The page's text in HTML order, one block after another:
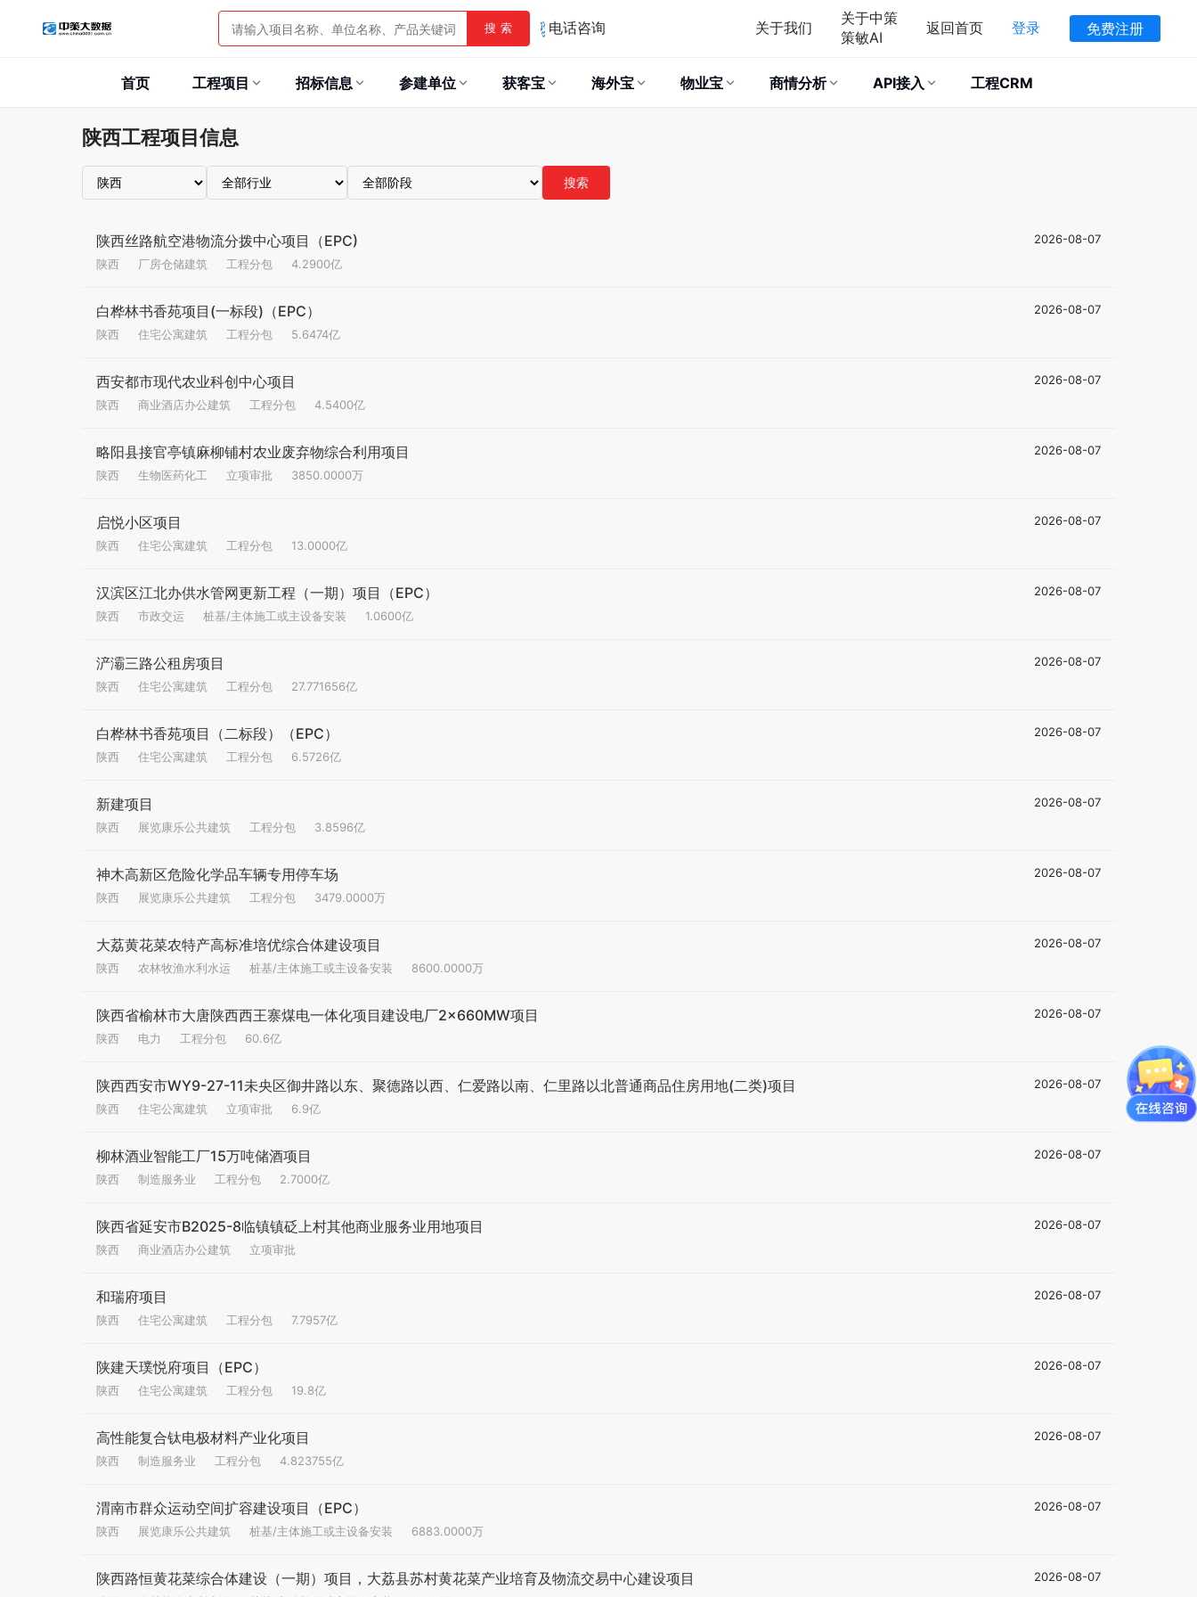
搜 索 电话咨询 关于我们
关于中策
策敏AI
返回首页 登录 免费注册
首页 工程项目 招标信息 参建单位 获客宝 海外宝 物业宝 商情分析 API接入 工程CRM
陕西工程项目信息
搜索
陕西丝路航空港物流分拨中心项目（EPC)
陕西 厂房仓储建筑 工程分包 4.2900亿
2026-08-07
白桦林书香苑项目(一标段)（EPC）
陕西 住宅公寓建筑 工程分包 5.6474亿
2026-08-07
西安都市现代农业科创中心项目
陕西 商业酒店办公建筑 工程分包 4.5400亿
2026-08-07
略阳县接官亭镇麻柳铺村农业废弃物综合利用项目
陕西 生物医药化工 立项审批 3850.0000万
2026-08-07
启悦小区项目
陕西 住宅公寓建筑 工程分包 13.0000亿
2026-08-07
汉滨区江北办供水管网更新工程（一期）项目（EPC）
陕西 市政交运 桩基/主体施工或主设备安装 1.0600亿
2026-08-07
浐灞三路公租房项目
陕西 住宅公寓建筑 工程分包 27.771656亿
2026-08-07
白桦林书香苑项目（二标段）（EPC）
陕西 住宅公寓建筑 工程分包 6.5726亿
2026-08-07
新建项目
陕西 展览康乐公共建筑 工程分包 3.8596亿
2026-08-07
神木高新区危险化学品车辆专用停车场
陕西 展览康乐公共建筑 工程分包 3479.0000万
2026-08-07
大荔黄花菜农特产高标准培优综合体建设项目
陕西 农林牧渔水利水运 桩基/主体施工或主设备安装 8600.0000万
2026-08-07
陕西省榆林市大唐陕西西王寨煤电一体化项目建设电厂2×660MW项目
陕西 电力 工程分包 60.6亿
2026-08-07
陕西西安市WY9-27-11未央区御井路以东、聚德路以西、仁爱路以南、仁里路以北普通商品住房用地(二类)项目
陕西 住宅公寓建筑 立项审批 6.9亿
2026-08-07
柳林酒业智能工厂15万吨储酒项目
陕西 制造服务业 工程分包 2.7000亿
2026-08-07
陕西省延安市B2025-8临镇镇砭上村其他商业服务业用地项目
陕西 商业酒店办公建筑 立项审批
2026-08-07
和瑞府项目
陕西 住宅公寓建筑 工程分包 7.7957亿
2026-08-07
陕建天璞悦府项目（EPC）
陕西 住宅公寓建筑 工程分包 19.8亿
2026-08-07
高性能复合钛电极材料产业化项目
陕西 制造服务业 工程分包 4.823755亿
2026-08-07
渭南市群众运动空间扩容建设项目（EPC）
陕西 展览康乐公共建筑 桩基/主体施工或主设备安装 6883.0000万
2026-08-07
陕西路恒黄花菜综合体建设（一期）项目，大荔县苏村黄花菜产业培育及物流交易中心建设项目 2026-08-07